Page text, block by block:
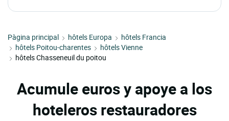
Pàgina principal hôtels Europa
hôtels Francia
hôtels Poitou-charentes
hôtels Vienne
hôtels Chasseneuil du poitou
Acumule euros y apoye a los
hoteleros restauradores